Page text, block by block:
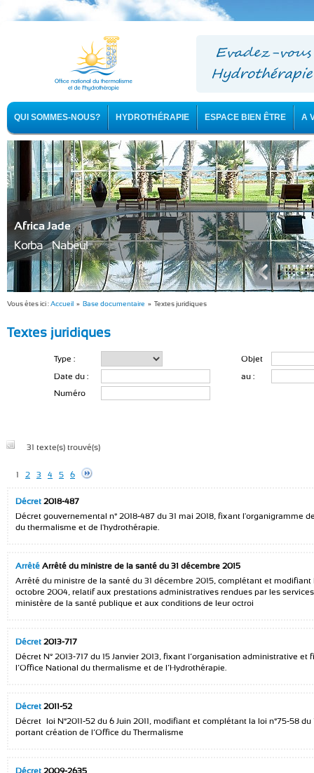
QUI SOMMES-NOUS? HYDROTHÉRAPIE ESPACE BIEN ÊTRE A
Africa Jade
Korba - Nabeul
Vous êtes ici :Accueil » Base documentaire » Textes juridiques
Textes juridiques
Type :
Objet
Date du :
au :
Numéro
31 texte(s) trouvé(s)
1 2 3 4 5 6
Décret 2018-487
Décret gouvernemental n° 2018-487 du 31 mai 2018, fixant l'organigramme
du thermalisme et de l'hydrothérapie.
Arrêté Arrêté du ministre de la santé du 31 décembre 2015
Arrêté du ministre de la santé du 31 décembre 2015, complétant et modifiant
octobre 2004, relatif aux prestations administratives rendues par les
ministère de la santé publique et aux conditions de leur octroi
Décret 2013-717
Décret N° 2013-717 du 15 Janvier 2013, fixant l’organisation administrative et
l’Office National du thermalisme et de l’Hydrothérapie.
Décret 2011-52
Décret –loi N°2011-52 du 6 Juin 2011, modifiant et complétant la loi n°75-58 du
portant création de l’Office du Thermalisme
Décret 2009-2635